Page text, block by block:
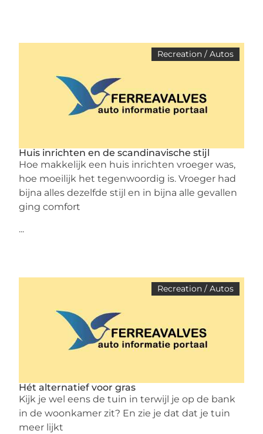
Recreation / Autos
Huis inrichten en de scandinavische stijl
Hoe makkelijk een huis inrichten vroeger was,
hoe moeilijk het tegenwoordig is. Vroeger had
bijna alles dezelfde stijl en in bijna alle gevallen
ging comfort
...
Recreation / Autos
Hét alternatief voor gras
Kijk je wel eens de tuin in terwijl je op de bank
in de woonkamer zit? En zie je dat dat je tuin
meer lijkt